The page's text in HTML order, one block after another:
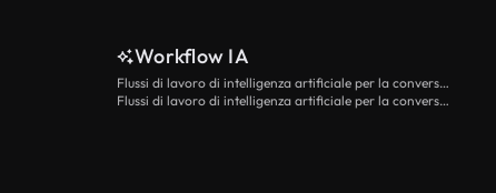
Workflow IA
Flussi di lavoro di intelligenza artificiale per la conversione da testo a video
Flussi di lavoro di intelligenza artificiale per la conversione di immagini in video